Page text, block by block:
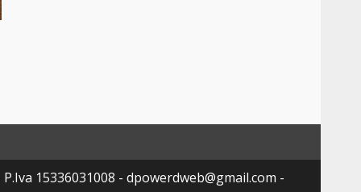
15336031008 - dpowerdweb@gmail.com -